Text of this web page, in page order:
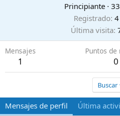
Principiante · 33
Registrado
Última visita
Mensajes
1
Puntos de
0
Buscar
Mensajes de perfil Última